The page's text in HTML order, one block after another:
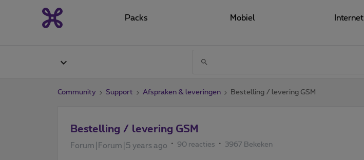
Packs Mobiel Internet
Community Support Afspraken & leveringen Bestelling / levering GSM
Bestelling / levering GSM
Forum|Forum|5 years ago 90 reacties 3967 Bekeken